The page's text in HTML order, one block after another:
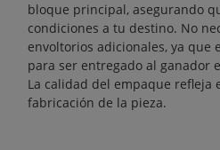
bloque principal, asegurando
condiciones a tu destino. No
envoltorios adicionales, ya que
para ser entregado al ganador
La calidad del empaque refleja
fabricación de la pieza.